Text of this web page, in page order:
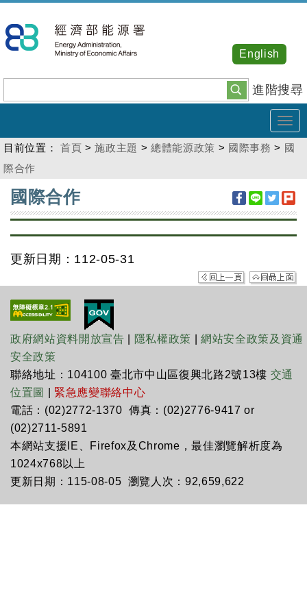
到
主
內
容
進階搜尋
English
目前位置： 首頁 >施政主題 >總體能源政策 > 國際事務 > 國
際合作
:::
國際合作
更新日期：112-05-31
政府網站資料開放宣告 隱私權政策 |網站安全政策及資通
安全政策
聯絡地址：104100 臺北市中山區復興北路2號13樓 交通
位置圖
緊急應變聯絡中心
電話：(02)2772-1370 傳真：(02)2776-9417 or
(02)2711-5891
本網站支援IE、Firefox及Chrome，最佳瀏覽解析度為
1024x768以上
更新日期：115-08-05 瀏覽人次：92,659,622